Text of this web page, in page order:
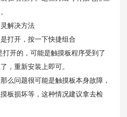
解决方法
开，按一下快捷组合
打开的，可能是触摸板程序受到了
，重新安装上即可。
问题很可能是触摸板本身故障，
板损坏等，这种情况建议拿去检